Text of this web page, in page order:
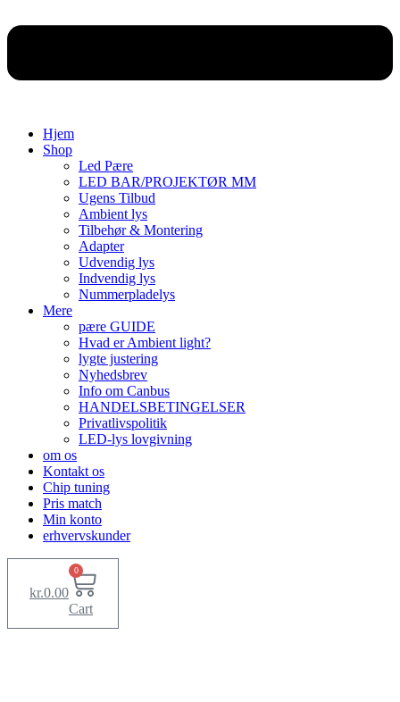
Hjem
Shop
Led Pære
LED BAR/PROJEKTØR MM
Ugens Tilbud
Ambient lys
Tilbehør & Montering
Adapter
Udvendig lys
Indvendig lys
Nummerpladelys
Mere
pære GUIDE
Hvad er Ambient light?
lygte justering
Nyhedsbrev
Info om Canbus
HANDELSBETINGELSER
Privatlivspolitik
LED-lys lovgivning
om os
Kontakt os
Chip tuning
Pris match
Min konto
erhvervskunder
kr.0.00
0
Cart